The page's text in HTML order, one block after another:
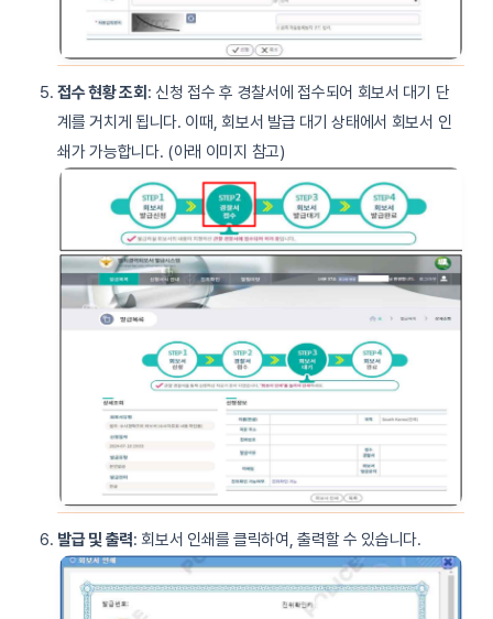
접수 현황 조회 : 신청 접수 후 경찰서에 접수되어 회보서 대기 단
계를 거치게 됩니다. 이때, 회보서 발급 대기 상태에서 회보서 인
쇄가 가능합니다. (아래 이미지 참고)
발급 및 출력: 회보서 인쇄를 클릭하여, 출력할 수 있습니다.